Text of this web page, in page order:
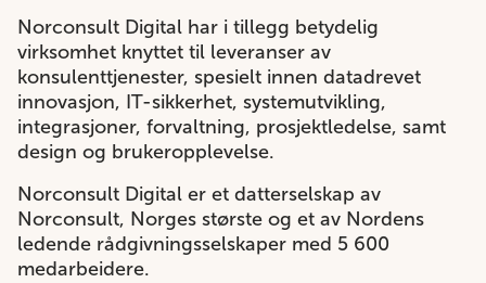
Norconsult Digital har i tillegg betydelig
virksomhet knyttet til leveranser av
konsulenttjenester, spesielt innen datadrevet
innovasjon, IT-sikkerhet, systemutvikling,
integrasjoner, forvaltning, prosjektledelse, samt
design og brukeropplevelse.
Norconsult Digital er et datterselskap av
Norconsult, Norges største og et av Nordens
ledende rådgivningsselskaper med 5 600
medarbeidere.